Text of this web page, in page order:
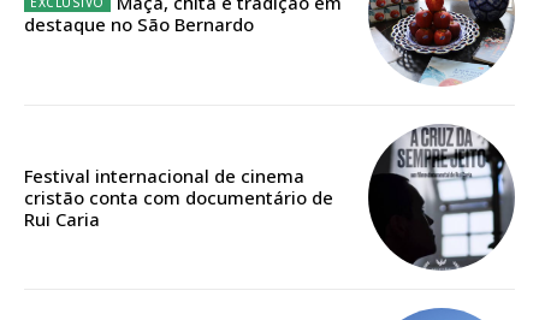
Edição em papel entregue à Quinta-feira em sua
Acesso aos conteúdos Exclusivos para
assinantes
destaque no São Bernardo
Festival internacional de cinema
cristão conta com documentário de
Rui Caria